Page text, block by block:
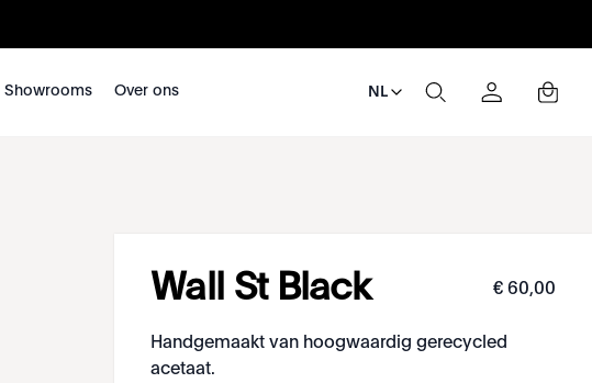
Showrooms Over ons NL
Wall St Black € 60,00
Handgemaakt van hoogwaardig gerecycled
acetaat.